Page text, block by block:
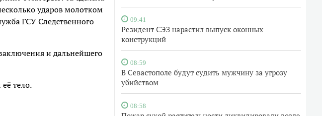
09:41
Резидент СЭЗ нарастил выпуск оконных
конструкций
08:59
В Севастополе будут судить мужчину за угрозу
убийством
08:58
ударов молотком
ГСУ Следственного
и дальнейшего
тело.